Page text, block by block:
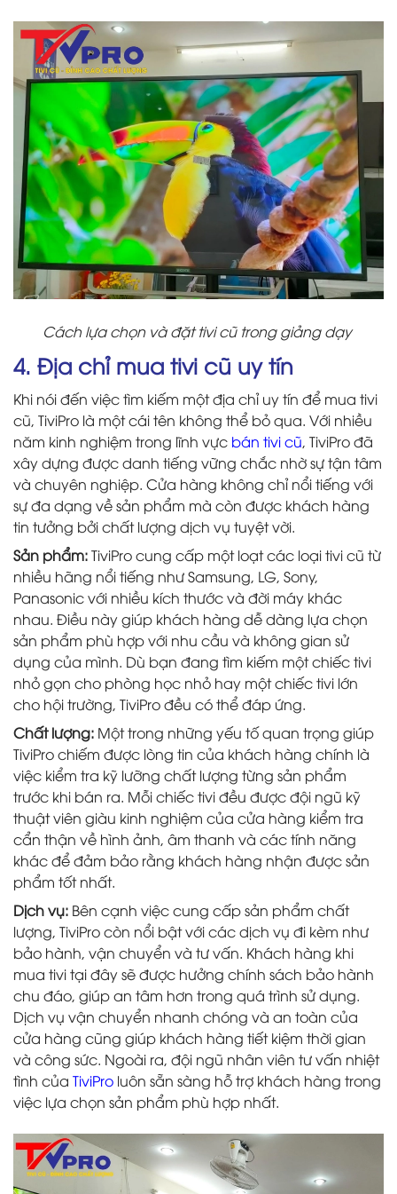
Cách lựa chọn và đặt tivi cũ trong giảng dạy
4. Địa chỉ mua tivi cũ uy tín
Khi nói đến việc tìm kiếm một địa chỉ uy tín để mua tivi
cũ, TiviPro là một cái tên không thể bỏ qua. Với nhiều
năm kinh nghiệm trong lĩnh vực bán tivi cũ, TiviPro đã
xây dựng được danh tiếng vững chắc nhờ sự tận tâm
và chuyên nghiệp. Cửa hàng không chỉ nổi tiếng với
sự đa dạng về sản phẩm mà còn được khách hàng
tin tưởng bởi chất lượng dịch vụ tuyệt vời.
Sản phẩm:TiviPro cung cấp một loạt các loại tivi cũ từ
nhiều hãng nổi tiếng như Samsung, LG, Sony,
Panasonic với nhiều kích thước và đời máy khác
nhau. Điều này giúp khách hàng dễ dàng lựa chọn
sản phẩm phù hợp với nhu cầu và không gian sử
dụng của mình. Dù bạn đang tìm kiếm một chiếc tivi
nhỏ gọn cho phòng học nhỏ hay một chiếc tivi lớn
cho hội trường, TiviPro đều có thể đáp ứng.
Chất lượng: Một trong những yếu tố quan trọng giúp
TiviPro chiếm được lòng tin của khách hàng chính là
việc kiểm tra kỹ lưỡng chất lượng từng sản phẩm
trước khi bán ra. Mỗi chiếc tivi đều được đội ngũ kỹ
thuật viên giàu kinh nghiệm của cửa hàng kiểm tra
cẩn thận về hình ảnh, âm thanh và các tính năng
khác để đảm bảo rằng khách hàng nhận được sản
phẩm tốt nhất.
Dịch vụ: Bên cạnh việc cung cấp sản phẩm chất
lượng, TiviPro còn nổi bật với các dịch vụ đi kèm như
bảo hành, vận chuyển và tư vấn. Khách hàng khi
mua tivi tại đây sẽ được hưởng chính sách bảo hành
chu đáo, giúp an tâm hơn trong quá trình sử dụng.
Dịch vụ vận chuyển nhanh chóng và an toàn của
cửa hàng cũng giúp khách hàng tiết kiệm thời gian
và công sức. Ngoài ra, đội ngũ nhân viên tư vấn nhiệt
tình của TiviPro luôn sẵn sàng hỗ trợ khách hàng trong
việc lựa chọn sản phẩm phù hợp nhất.